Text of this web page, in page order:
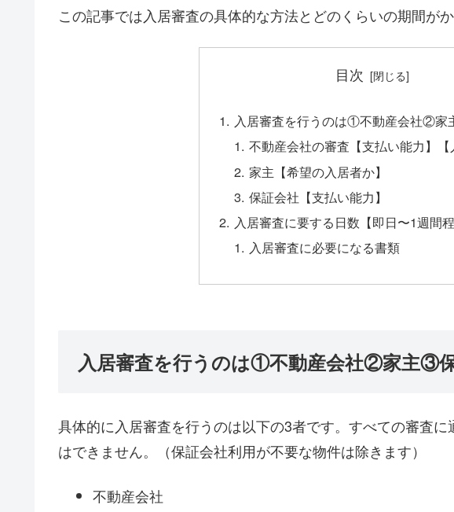
この記事では入居審査の具体的な方法とどのくらいの期間がか
目次
入居審査を行うのは①不動産会社②家
不動産会社の審査【支払い能力】【
家主【希望の入居者か】
保証会社【支払い能力】
入居審査に要する日数【即日〜1週間程
入居審査に必要になる書類
入居審査を行うのは①不動産会社②家主③
具体的に入居審査を行うのは以下の3者です。すべての審査
はできません。（保証会社利用が不要な物件は除きます）
不動産会社